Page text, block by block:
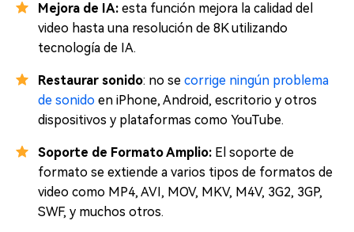
Mejora de IA: esta función mejora la calidad del
video hasta una resolución de 8K utilizando
tecnología de IA.
Restaurar sonido: no se corrige ningún problema
de sonido en iPhone, Android, escritorio y otros
dispositivos y plataformas como YouTube.
Soporte de Formato Amplio: El soporte de
formato se extiende a varios tipos de formatos de
video como MP4, AVI, MOV, MKV, M4V, 3G2, 3GP,
SWF, y muchos otros.